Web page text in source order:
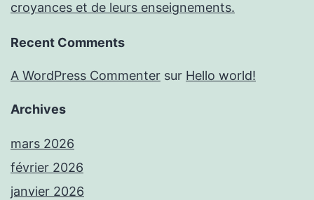
croyances et de leurs enseignements.
Recent Comments
A WordPress Commenter sur Hello world!
Archives
mars 2026
février 2026
janvier 2026